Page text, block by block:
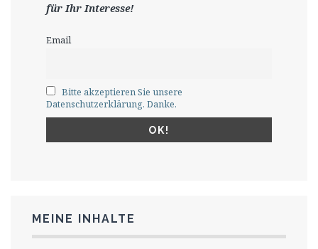
für Ihr Interesse!
Email
Bitte akzeptieren Sie unsere
Datenschutzerklärung. Danke.
MEINE INHALTE